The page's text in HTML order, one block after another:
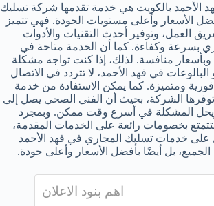
الأحمد بالكويت هي خدمة تقدمها شركة تسليك
الأسعار وأعلى مستويات الجودة. فهي تتميز
العمل، وتوفير أحدث التقنيات والأدوات
بسرعة وكفاءة. كما أن الخدمة متاحة في
منافسة. لذلك، إذا كنت تواجه مشكلة
في فهد الأحمد، لا تتردد في الاتصال
ومتميزة. كما يمكن الاستفادة من خدمة
الشركة، بحيث أن الفني الصحي يصل إلى
المشكلة في أسرع وقت ممكن. وبمجرد
بخصومات رائعة على الخدمات المقدمة،
على خدمات تسليك المجاري في فهد الأحمد
بل أيضًا بأفضل الأسعار وأعلى جودة.
اهم بنود الاعلان